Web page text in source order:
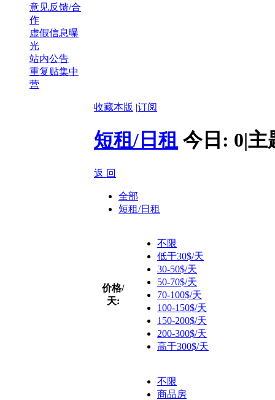
意见反馈/合
作
虚假信息曝
光
站内公告
重复贴集中
营
收藏本版 |订阅
短租/日租 今日: 0|主
返 回
全部
短租/日租
价格/
天:
不限
低于30$/天
30-50$/天
50-70$/天
70-100$/天
100-150$/天
150-200$/天
200-300$/天
高于300$/天
不限
商品房